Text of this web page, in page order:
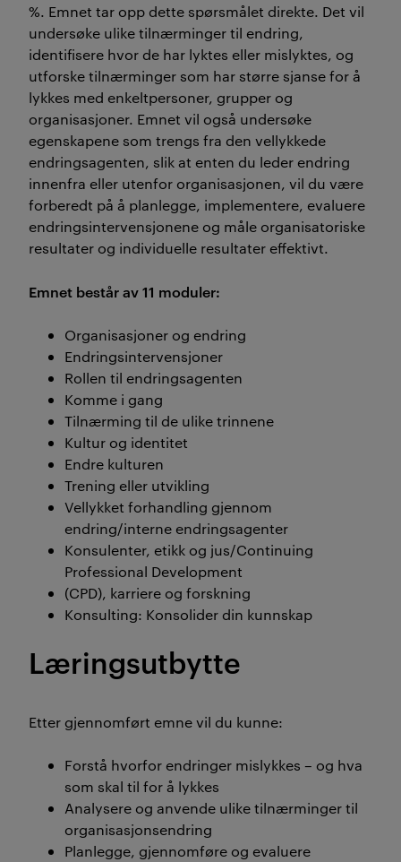
%. Emnet tar opp dette spørsmålet direkte. Det vil
undersøke ulike tilnærminger til endring,
identifisere hvor de har lyktes eller mislyktes, og
utforske tilnærminger som har større sjanse for å
lykkes med enkeltpersoner, grupper og
organisasjoner. Emnet vil også undersøke
egenskapene som trengs fra den vellykkede
endringsagenten, slik at enten du leder endring
innenfra eller utenfor organisasjonen, vil du være
forberedt på å planlegge, implementere, evaluere
endringsintervensjonene og måle organisatoriske
resultater og individuelle resultater effektivt.
Emnet består av 11 moduler:
Organisasjoner og endring
Endringsintervensjoner
Rollen til endringsagenten
Komme i gang
Tilnærming til de ulike trinnene
Kultur og identitet
Endre kulturen
Trening eller utvikling
Vellykket forhandling gjennom
endring/interne endringsagenter
Konsulenter, etikk og jus/Continuing
Professional Development
(CPD), karriere og forskning
Konsulting: Konsolider din kunnskap
Læringsutbytte
Etter gjennomført emne vil du kunne:
Forstå hvorfor endringer mislykkes – og hva
som skal til for å lykkes
Analysere og anvende ulike tilnærminger til
organisasjonsendring
Planlegge, gjennomføre og evaluere